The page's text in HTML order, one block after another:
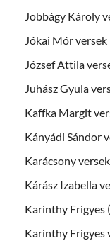
Jobbágy Károly
Jókai Mór versek
József Attila
Juhász Gyula
Kaffka Margit
Kányádi Sándor
Karácsony versek
Kárász Izabella
Karinthy Frigyes
Karinthy Frigyes